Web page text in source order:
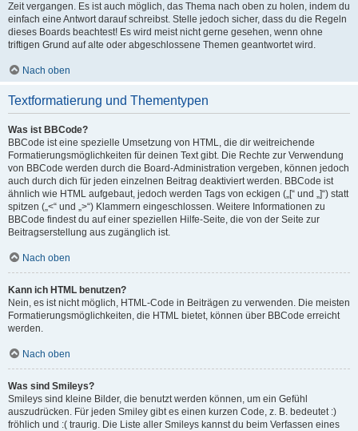
Zeit vergangen. Es ist auch möglich, das Thema nach oben zu holen, indem du
einfach eine Antwort darauf schreibst. Stelle jedoch sicher, dass du die Regeln
dieses Boards beachtest! Es wird meist nicht gerne gesehen, wenn ohne
triftigen Grund auf alte oder abgeschlossene Themen geantwortet wird.
Nach oben
Textformatierung und Thementypen
Was ist BBCode?
BBCode ist eine spezielle Umsetzung von HTML, die dir weitreichende
Formatierungsmöglichkeiten für deinen Text gibt. Die Rechte zur Verwendung
von BBCode werden durch die Board-Administration vergeben, können jedoch
auch durch dich für jeden einzelnen Beitrag deaktiviert werden. BBCode ist
ähnlich wie HTML aufgebaut, jedoch werden Tags von eckigen („[“ und „]“) statt
spitzen („<“ und „>“) Klammern eingeschlossen. Weitere Informationen zu
BBCode findest du auf einer speziellen Hilfe-Seite, die von der Seite zur
Beitragserstellung aus zugänglich ist.
Nach oben
Kann ich HTML benutzen?
Nein, es ist nicht möglich, HTML-Code in Beiträgen zu verwenden. Die meisten
Formatierungsmöglichkeiten, die HTML bietet, können über BBCode erreicht
werden.
Nach oben
Was sind Smileys?
Smileys sind kleine Bilder, die benutzt werden können, um ein Gefühl
auszudrücken. Für jeden Smiley gibt es einen kurzen Code, z. B. bedeutet :)
fröhlich und :( traurig. Die Liste aller Smileys kannst du beim Verfassen eines